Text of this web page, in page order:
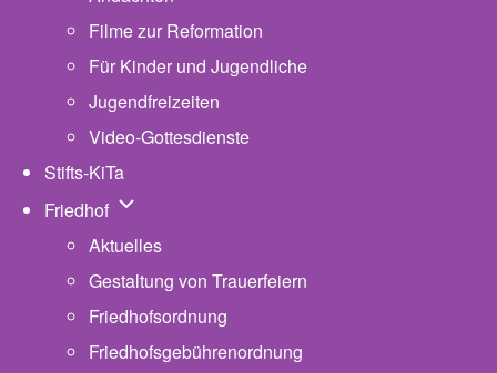
Filme zur Reformation
Für Kinder und Jugendliche
Jugendfreizeiten
Video-Gottesdienste
Stifts-KiTa
Friedhof Unternavigation von Friedhof
Aktuelles
Gestaltung von Trauerfeiern
Friedhofsordnung
Friedhofsgebührenordnung